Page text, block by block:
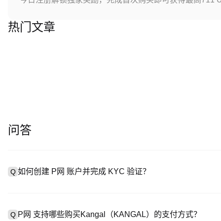
热门文章
问答
Q 如何创建 P网 账户并完成 KYC 验证？
Q P网 支持哪些购买Kangal（KANGAL）的支付方式？